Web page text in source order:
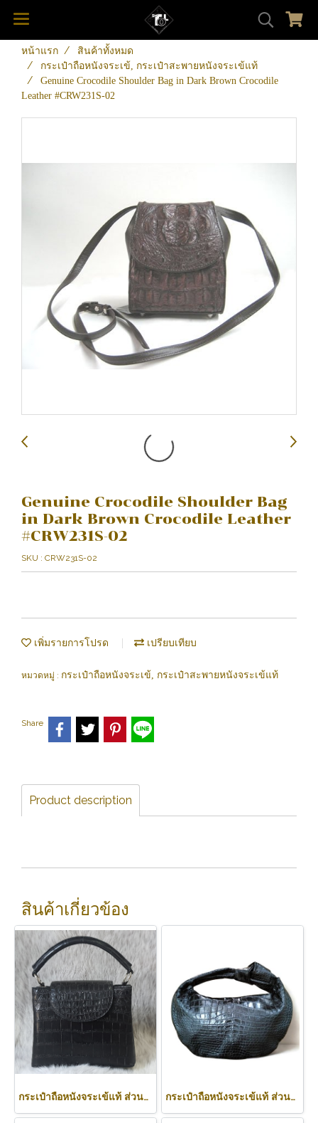
หน้าแรก
สินค้าทั้งหมด
กระเป๋าถือหนังจระเข้, กระเป๋าสะพายหนังจระเข้แท้
Genuine Crocodile Shoulder Bag in Dark Brown Crocodile
Leather #CRW231S-02
Genuine Crocodile Shoulder Bag
in Dark Brown Crocodile Leather
#CRW231S-02
SKU : CRW231S-02
เพิ่มรายการโปรด เปรียบเทียบ
หมวดหมู่ : กระเป๋าถือหนังจระเข้, กระเป๋าสะพายหนังจระเข้แท้
Share
Product description
สินค้าเกี่ยวข้อง
กระเป๋าถือหนังจระเข้แท้ ส่วนท้อง สีดำ รหัส CRW0219H-BL กระเป๋าถือหนังจระเข้แท้ ส่วนท้อง สีดำ ทรงนิ่ม น้ำหนักเบา รหัส CODE: CRW0222H-BL